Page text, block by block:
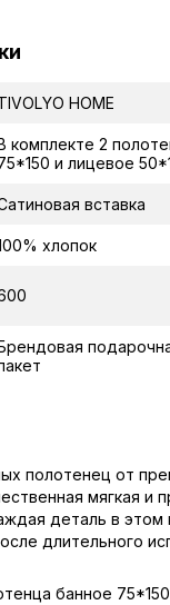
HOME
комплекте 2
и лицевое
вставка
хлопок
полотенец от
мягкая и
деталь в этом
длительного
банное